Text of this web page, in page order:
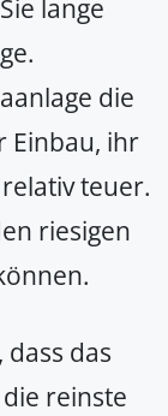
lange
die
Einbau, ihr
teuer.
riesigen
das
reinste